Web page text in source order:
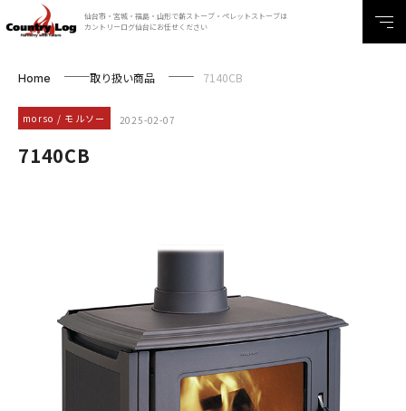
仙台市・宮城・福島・山形で薪ストーブ・ペレットストーブは
カントリーログ仙台にお任せください
Home 取り扱い商品 7140CB
morso / モルソー 2025-02-07
7140CB